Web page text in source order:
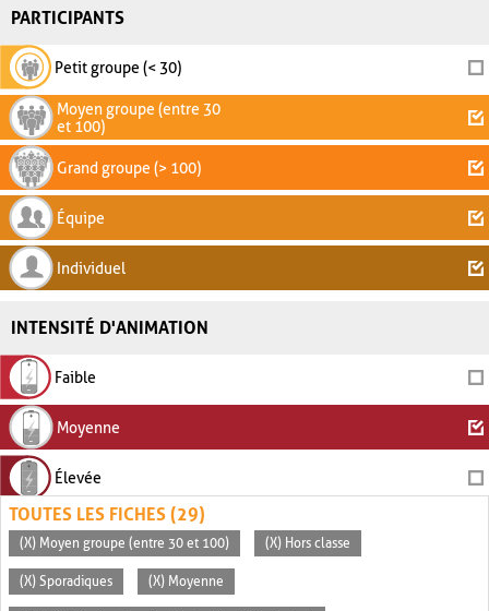
PARTICIPANTS
Petit groupe (< 30)
Moyen groupe (entre 30
et 100)
Grand groupe (> 100)
Équipe
Individuel
INTENSITÉ D'ANIMATION
Faible
Moyenne
Élevée
TOUTES LES FICHES (29)
(X) Moyen groupe (entre 30 et 100) (X) Hors classe
(X) Sporadiques (X) Moyenne